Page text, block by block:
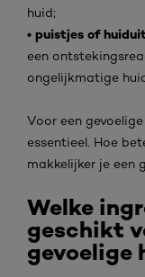
huid;
• puistjes of
een
ongelijkmatige
Voor een
essentieel. Hoe
makkelijker je een
Welke
geschikt
gevoelige